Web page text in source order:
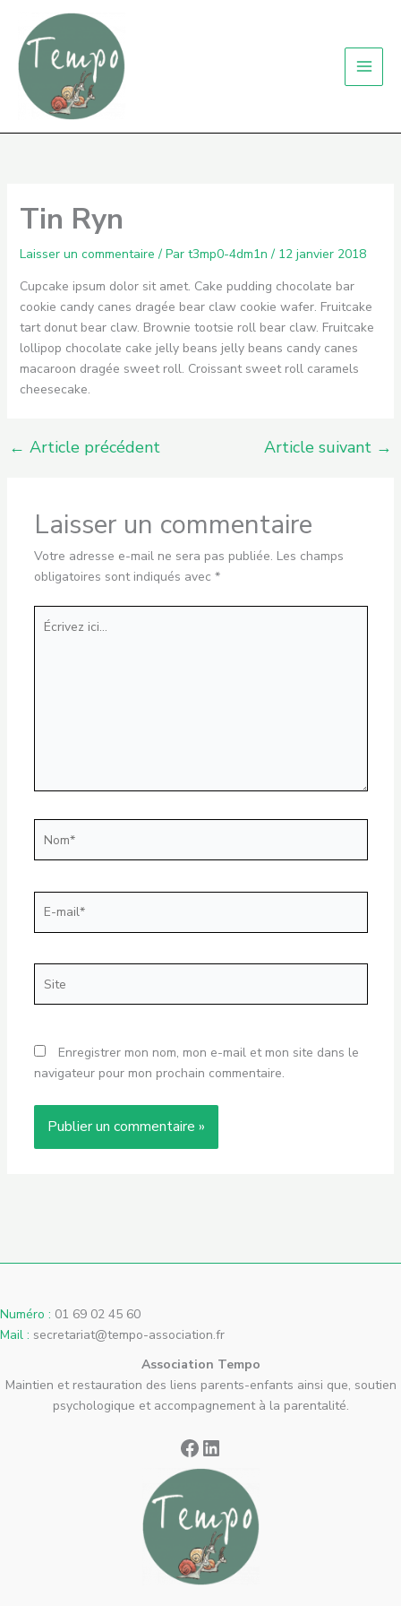
contenu
Tin Ryn
Laisser un commentaire / Par t3mp0-4dm1n/ 12 janvier 2018
Cupcake ipsum dolor sit amet. Cake pudding chocolate bar
cookie candy canes dragée bear claw cookie wafer. Fruitcake
tart donut bear claw. Brownie tootsie roll bear claw. Fruitcake
lollipop chocolate cake jelly beans jelly beans candy canes
macaroon dragée sweet roll. Croissant sweet roll caramels
cheesecake.
← Article précédent Article suivant →
Laisser un commentaire
Votre adresse e-mail ne sera pas publiée. Les champs
obligatoires sont indiqués avec *
Écrivez
ici…
mail*
Enregistrer mon nom, mon e-mail et mon site dans le
navigateur pour mon prochain commentaire.
Numéro : 01 69 02 45 60
Mail : secretariat@tempo-association.fr
Association Tempo
Maintien et restauration des liens parents-enfants ainsi que, soutien
psychologique et accompagnement à la parentalité.